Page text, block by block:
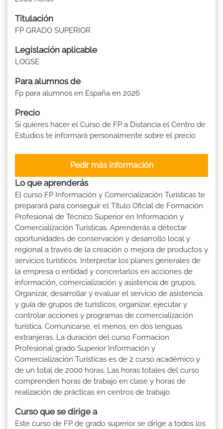
Titulación
FP GRADO SUPERIOR
Legislación aplicable
LOGSE
Para alumnos de
Fp para alumnos en España en 2026
Precio
Si quieres hacer el Curso de FP a Distancia el Centro de
Estudios te informará personalmente sobre el precio
Pedir más Información
Lo que aprenderás
El curso FP Información y Comercialización Turísticas te
preparará para conseguir el Título Oficial de Formación
Profesional de Técnico Superior en Información y
Comercialización Turísticas. Aprenderás a detectar
oportunidades de conservación y desarrollo local y
regional a través de la creación o mejora de productos y
servicios turísticos. Interpretar los planes generales de
la empresa o entidad y concretarlos en acciones de
información, comercialización y asistencia de grupos.
Organizar, desarrollar y evaluar el servicio de asistencia
y guía de grupos de turísticos, organizar, ejecutar y
controlar acciones y programas de comercialización
turística. Comunicarse, el menos, en dos lenguas
extranjeras. La duración del curso Formacion
Profesional grado Superior Información y
Comercialización Turísticas es de 2 curso académico y
de un total de 2000 horas. Las horas totales del curso
comprenden horas de trabajo en clase y horas de
realización de prácticas en centros de trabajo.
Curso que se dirige a
Este curso de FP de grado superior se dirige a todos los